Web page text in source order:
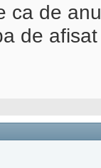
ca de
de